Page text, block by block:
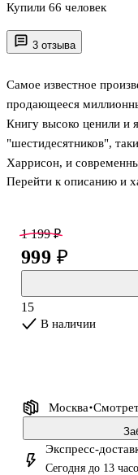
3 отзыва
Самое известное
продающееся
Книгу высоко ценили и
"шестидесятников",
Харрисон, и
Знакомство с истинным
станьте на шаг ближе к
Перейти к описанию и
Купили 66 человек
1 199 ₽
999 ₽
15
В наличии
Москва
Экспресс-
Сегодня до 13